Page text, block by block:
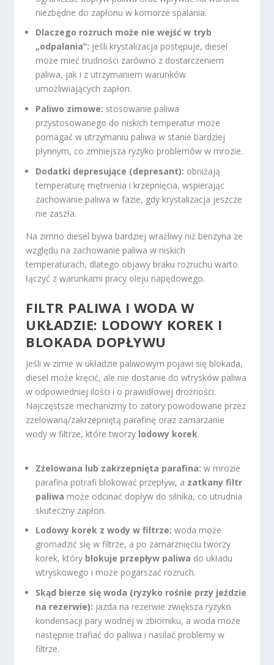
niezbędne do zapłonu w komorze spalania.
Dlaczego rozruch może nie wejść w tryb
„odpalania”: jeśli krystalizacja postępuje, diesel
może mieć trudności zarówno z dostarczeniem
paliwa, jak i z utrzymaniem warunków
umożliwiających zapłon.
Paliwo zimowe: stosowanie paliwa
przystosowanego do niskich temperatur może
pomagać w utrzymaniu paliwa w stanie bardziej
płynnym, co zmniejsza ryzyko problemów w mrozie.
Dodatki depresujące (depresant): obniżają
temperaturę mętnienia i krzepnięcia, wspierając
zachowanie paliwa w fazie, gdy krystalizacja jeszcze
nie zaszła.
Na zimno diesel bywa bardziej wrażliwy niż benzyna ze
względu na zachowanie paliwa w niskich
temperaturach, dlatego objawy braku rozruchu warto
łączyć z warunkami pracy oleju napędowego.
FILTR PALIWA I WODA W
UKŁADZIE: LODOWY KOREK I
BLOKADA DOPŁYWU
Jeśli w zimie w układzie paliwowym pojawi się blokada,
diesel może kręcić, ale nie dostanie do wtrysków paliwa
w odpowiedniej ilości i o prawidłowej drożności.
Najczęstsze mechanizmy to zatory powodowane przez
zżelowaną/zakrzepniętą parafinę oraz zamarzanie
wody w filtrze, które tworzy lodowy korek.
Zżelowana lub zakrzepnięta parafina: w mrozie
parafina potrafi blokować przepływ, a zatkany filtr
paliwa może odcinać dopływ do silnika, co utrudnia
skuteczny zapłon.
Lodowy korek z wody w filtrze: woda może
gromadzić się w filtrze, a po zamarznięciu tworzy
korek, który blokuje przepływ paliwa do układu
wtryskowego i może pogarszać rozruch.
Skąd bierze się woda (ryzyko rośnie przy jeździe
na rezerwie): jazda na rezerwie zwiększa ryzyko
kondensacji pary wodnej w zbiorniku, a woda może
następnie trafiać do paliwa i nasilać problemy w
filtrze.